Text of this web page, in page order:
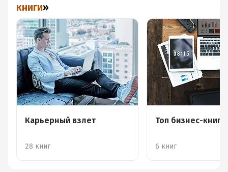
книги»
Карьерный взлет
28 книг
Топ бизнес-книг
6 книг